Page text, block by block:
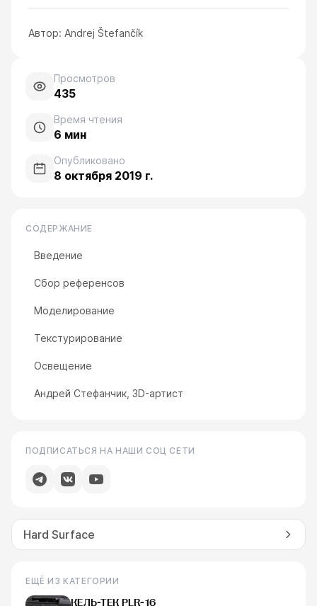
Автор: Andrej Štefančík
Просмотров
435
Время чтения
6 мин
Опубликовано
8 октября 2019 г.
СОДЕРЖАНИЕ
Введение
Сбор референсов
Моделирование
Текстурирование
Освещение
Андрей Стефанчик, 3D-артист
ПОДПИСАТЬСЯ НА НАШИ СОЦ СЕТИ
Hard Surface
ЕЩЁ ИЗ КАТЕГОРИИ
КЕЛЬ-ТЕК PLR-16